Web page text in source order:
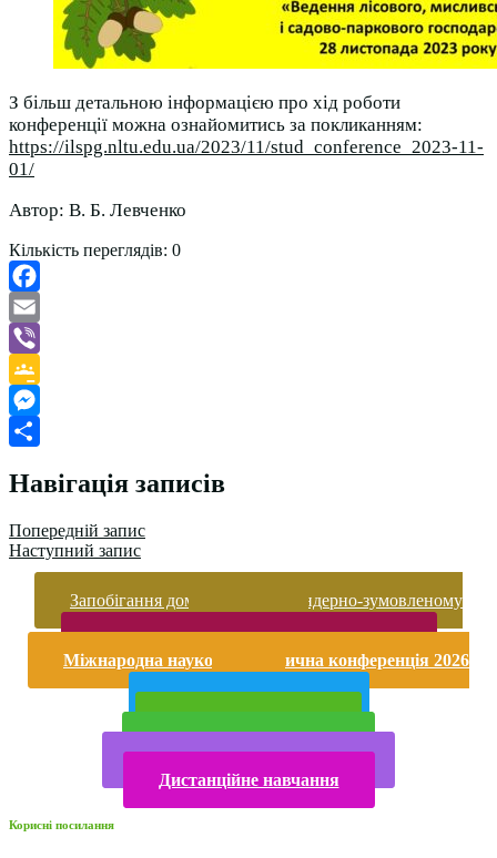
З більш детальною інформацією про хід роботи
конференції можна ознайомитись за покликанням:
https://ilspg.nltu.edu.ua/2023/11/stud_conference_2023-11-
01/
Автор: В. Б. Левченко
Кількість переглядів: 0
Facebook
Email
Viber
Google
Classroom
Messenger
Навігація записів
Попередній запис
Наступний запис
Запобігання домашньому та гендерно-зумовленому
Міжнародна науково-практична конференція 2026
Дистанційне навчання
Корисні посилання